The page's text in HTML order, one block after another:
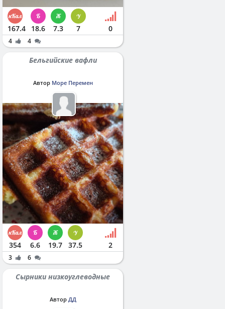
167.4 18.6 7.3 7 0
4 4
Бельгийские вафли
Автор Море Перемен
354 6.6 19.7 37.5 2
3 6
Сырники низкоуглеводные
Автор ДД